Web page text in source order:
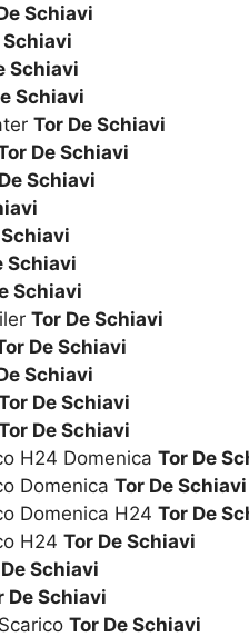
Schiavi
Schiavi
Schiavi
Schiavi
Tor De Schiavi
De Schiavi
Schiavi
Schiavi
Schiavi
Tor De Schiavi
De Schiavi
Schiavi
De Schiavi
De Schiavi
H24 Domenica Tor De
Domenica Tor De Schiavi
Domenica H24 Tor De
H24 Tor De Schiavi
Schiavi
De Schiavi
Tor De Schiavi